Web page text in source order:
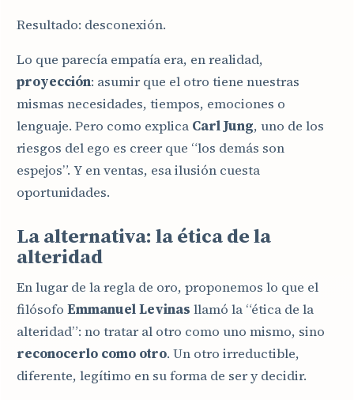
Resultado: desconexión.
Lo que parecía empatía era, en realidad,
proyección: asumir que el otro tiene nuestras
mismas necesidades, tiempos, emociones o
lenguaje. Pero como explica Carl Jung, uno de los
riesgos del ego es creer que “los demás son
espejos”. Y en ventas, esa ilusión cuesta
oportunidades.
La alternativa: la ética de la
alteridad
En lugar de la regla de oro, proponemos lo que el
filósofo Emmanuel Levinas llamó la “ética de la
alteridad”: no tratar al otro como uno mismo, sino
reconocerlo como otro. Un otro irreductible,
diferente, legítimo en su forma de ser y decidir.